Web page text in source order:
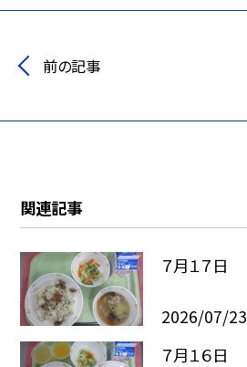
前の記事
関連記事
７月１７日
2026/07/23
７月１６日